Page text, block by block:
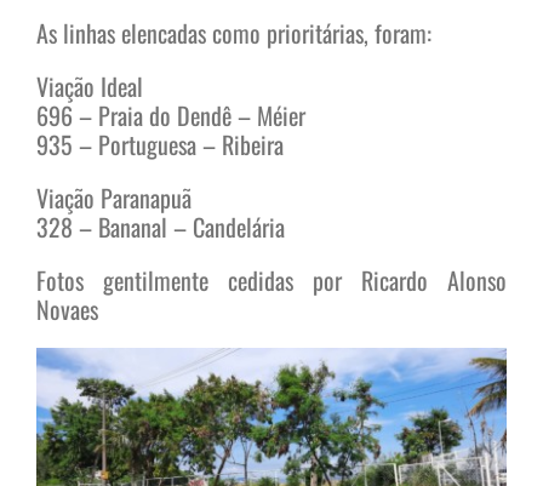
As linhas elencadas como prioritárias, foram:
Viação Ideal
696 – Praia do Dendê – Méier
935 – Portuguesa – Ribeira
Viação Paranapuã
328 – Bananal – Candelária
Fotos gentilmente cedidas por Ricardo Alonso
Novaes